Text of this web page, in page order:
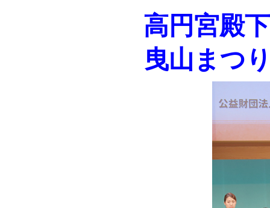
高円宮殿
曳山まつ